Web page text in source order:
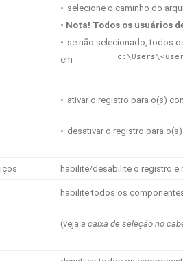
• selecione o caminho do
• Nota! Todos os usuários
• se não selecionado, todos
em
c:\Users\
• ativar o registro para o(s)
• desativar o registro para
habilite/desabilite o registro e
habilite todos os
(veja a caixa de seleção no